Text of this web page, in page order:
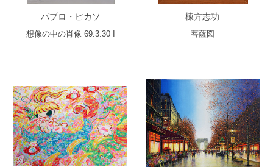
パブロ・ピカソ
想像の中の肖像 69.3.30 I
棟方志功
菩薩図